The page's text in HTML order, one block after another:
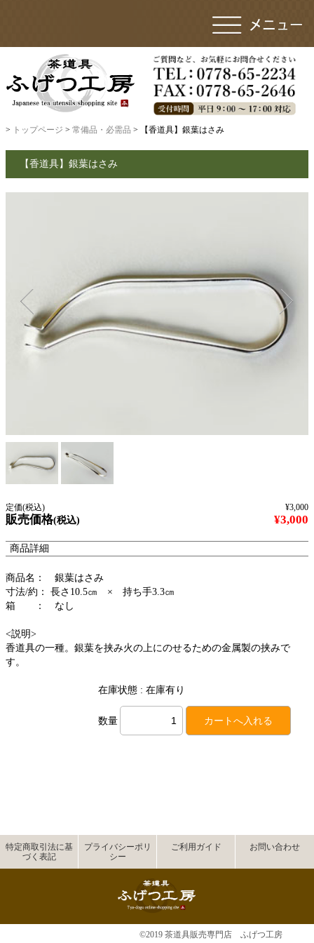
> トップページ > 常備品・必需品 > 【香道具】銀葉はさみ
【香道具】銀葉はさみ
定価(税込) ¥3,000
販売価格(税込) ¥3,000
商品詳細
商品名： 銀葉はさみ
寸法/約： 長さ10.5㎝ × 持ち手3.3㎝
箱 ： なし
<説明>
香道具の一種。銀葉を挟み火の上にのせるための金属製の挟みで
す。
在庫状態 : 在庫有り
数量
特定商取引法に基
づく表記
プライバシーポリ
シー
ご利用ガイド お問い合わせ
©2019 茶道具販売専門店 ふげつ工房